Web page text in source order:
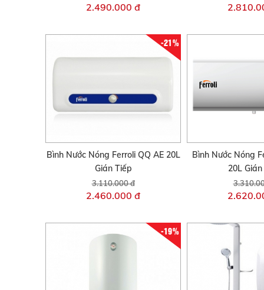
2.490.000 đ
-21%
Bình Nước Nóng Ferroli QQ AE 20L
Gián Tiếp
3.110.000 đ
2.460.000 đ
Bình Nước Nóng
20L
-19%